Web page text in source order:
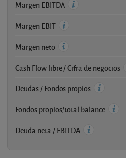
Margen EBITDA
Margen EBIT
Margen neto
Cash Flow libre / Cifra de negocios
Deudas / Fondos propios
Fondos propios/total balance
Deuda neta / EBITDA